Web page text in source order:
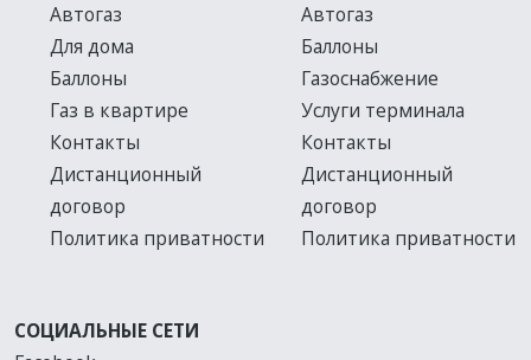
Автогаз
Для дома
Баллоны
Газ в квартире
Контакты
Дистанционный
договор
Политика приватности
Автогаз
Баллоны
Газоснабжение
Услуги терминала
Контакты
Дистанционный
договор
Политика приватности
СОЦИАЛЬНЫЕ СЕТИ